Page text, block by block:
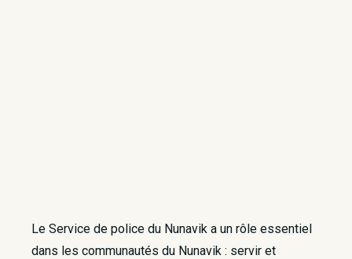
Le Service de police du Nunavik a un rôle essentiel
dans les communautés du Nunavik : servir et